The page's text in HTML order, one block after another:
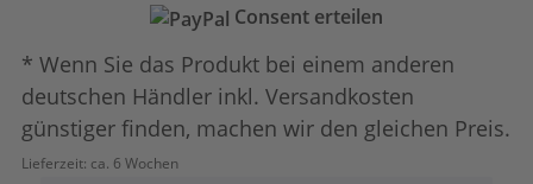
Consent erteilen
* Wenn Sie das Produkt bei einem anderen
deutschen Händler inkl. Versandkosten
günstiger finden, machen wir den gleichen Preis.
Lieferzeit: ca. 6 Wochen